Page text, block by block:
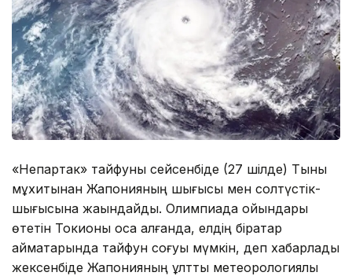
«Непартак» тайфуны сейсенбіде (27 шілде) Тынық
мұхитынан Жапонияның шығысы мен солтүстік-
шығысына жақындайды. Олимпиада ойындары
өтетін Токионы қоса алғанда, елдің бірқатар
аймақтарында тайфун соғуы мүмкін, деп хабарлады
жексенбіде Жапонияның ұлттық метеорологиялық